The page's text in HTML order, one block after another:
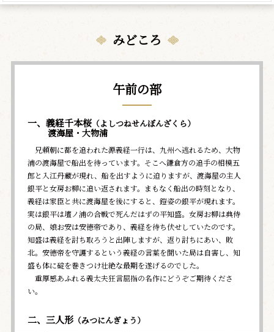
みどころ
午前の部
一、義経千本桜（よしつねせんぼんざくら）
渡海屋・大物浦
兄頼朝に都を追われた源義経一行は、九州へ逃れるため、大物
浦の渡海屋で船出を待っています。そこへ鎌倉方の追手の相模五
郎と入江丹蔵が現れ、船を出すように迫りますが、渡海屋の主人
銀平と女房お柳に追い返されます。まもなく船出の時刻となり、
義経は家臣と共に渡海屋を後にすると、鎧姿の銀平が現れます。
実は銀平は壇ノ浦の合戦で死んだはずの平知盛。女房お柳は典侍
の局、娘お安は安徳帝であり、義経を待ち伏せしていたのです。
知盛は義経を討ち取ろうと出陣しますが、返り討ちにあい、敗
北。安徳帝を守護するという義経の言葉を聞いた局は自害し、知
盛も体に碇を巻きつけ壮絶な最期を遂げるのでした。
重厚感あふれる義太夫狂言屈指の名作にどうぞご期待くださ
い。
二、三人形（みつにんぎょう）